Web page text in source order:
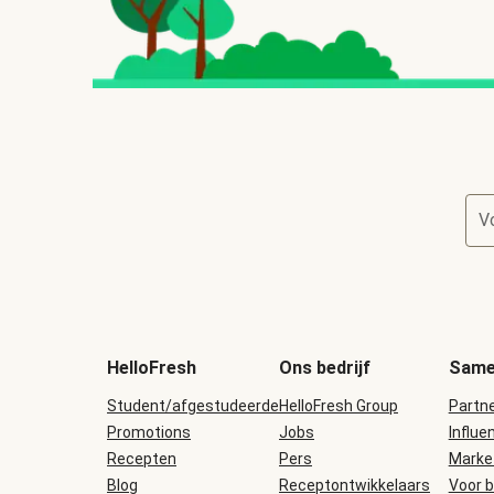
HelloFresh
Student/afgestudeerde
Promotions
Recepten
Blog
Ons bedrijf
HelloFresh Group
Jobs
Pers
Receptontwikkelaars
Voor